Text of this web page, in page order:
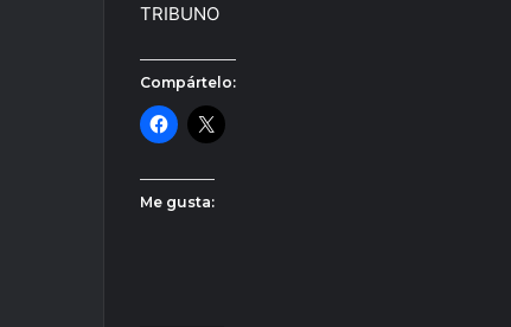
TRIBUNO
Compártelo:
Me gusta: